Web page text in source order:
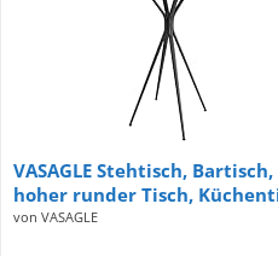
VASAGLE Stehtisch, Bartisch,
hoher runder Tisch,
Metallgestell, 60 x 60 x 105
von VASAGLE